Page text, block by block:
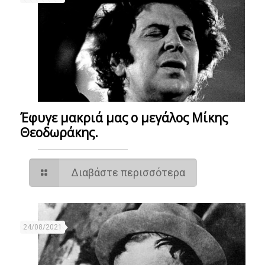
Έφυγε μακριά μας ο μεγάλος Μίκης
Θεοδωράκης.
Διαβάστε περισσότερα
24/08/2021